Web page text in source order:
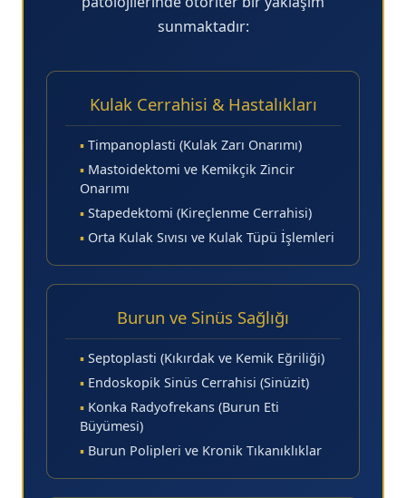
sunmaktadır:
Kulak Cerrahisi & Hastalıkları
▪ Timpanoplasti (Kulak Zarı Onarımı)
▪ Mastoidektomi ve Kemikçik Zincir
Onarımı
▪ Stapedektomi (Kireçlenme Cerrahisi)
▪ Orta Kulak Sıvısı ve Kulak Tüpü İşlemleri
Burun ve Sinüs Sağlığı
▪ Septoplasti (Kıkırdak ve Kemik Eğriliği)
▪ Endoskopik Sinüs Cerrahisi (Sinüzit)
▪ Konka Radyofrekans (Burun Eti
Büyümesi)
▪ Burun Polipleri ve Kronik Tıkanıklıklar